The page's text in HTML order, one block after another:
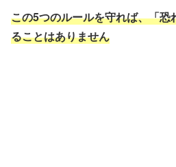
この5つのルールを守れば、「恐
ることはありません